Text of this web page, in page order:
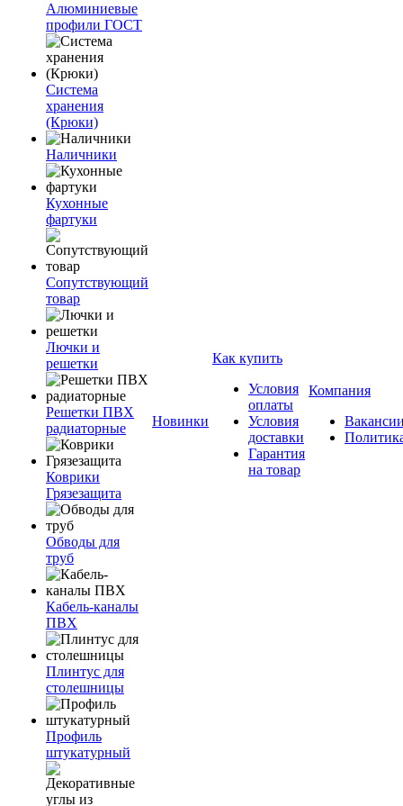
Алюминиевые
профили ГОСТ
Система
хранения
(Крюки)
Наличники
Кухонные
фартуки
Сопутствующий
товар
Лючки и
решетки
Решетки ПВХ
радиаторные
Коврики
Грязезащита
Обводы для
труб
Кабель-каналы
ПВХ
Плинтус для
столешницы
Профиль
штукатурный
Новинки
Как купить
Условия
оплаты
Условия
доставки
Гарантия
на товар
Компания